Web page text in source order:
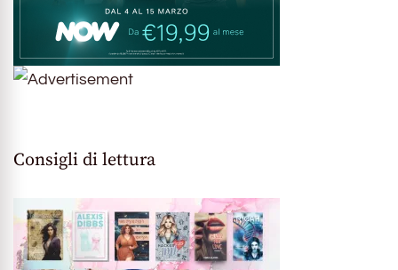
Consigli di lettura